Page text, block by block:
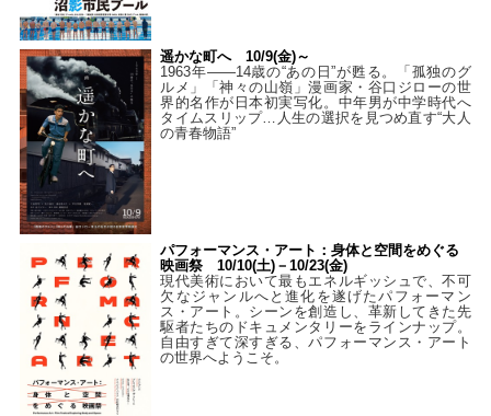
遥かな町へ 10/9(金)～
1963年――14歳の“あの日”が甦る。「孤独のグ
ルメ」「神々の山嶺」漫画家・谷口ジローの世
界的名作が日本初実写化。中年男が中学時代へ
タイムスリップ…人生の選択を見つめ直す“大人
の青春物語”
パフォーマンス・アート：身体と空間をめぐる
映画祭 10/10(土)－10/23(金)
現代美術において最もエネルギッシュで、不可
欠なジャンルへと進化を遂げたパフォーマン
ス・アート。シーンを創造し、革新してきた先
駆者たちのドキュメンタリーをラインナップ。
自由すぎて深すぎる、パフォーマンス・アート
の世界へようこそ。